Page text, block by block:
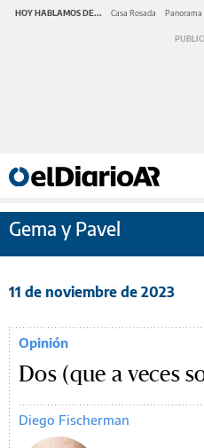
HOY HABLAMOS DE... Casa Rosada Panorama
Gema y Pavel
11 de noviembre de 2023
Opinión
Dos (que a veces
Diego Fischerman